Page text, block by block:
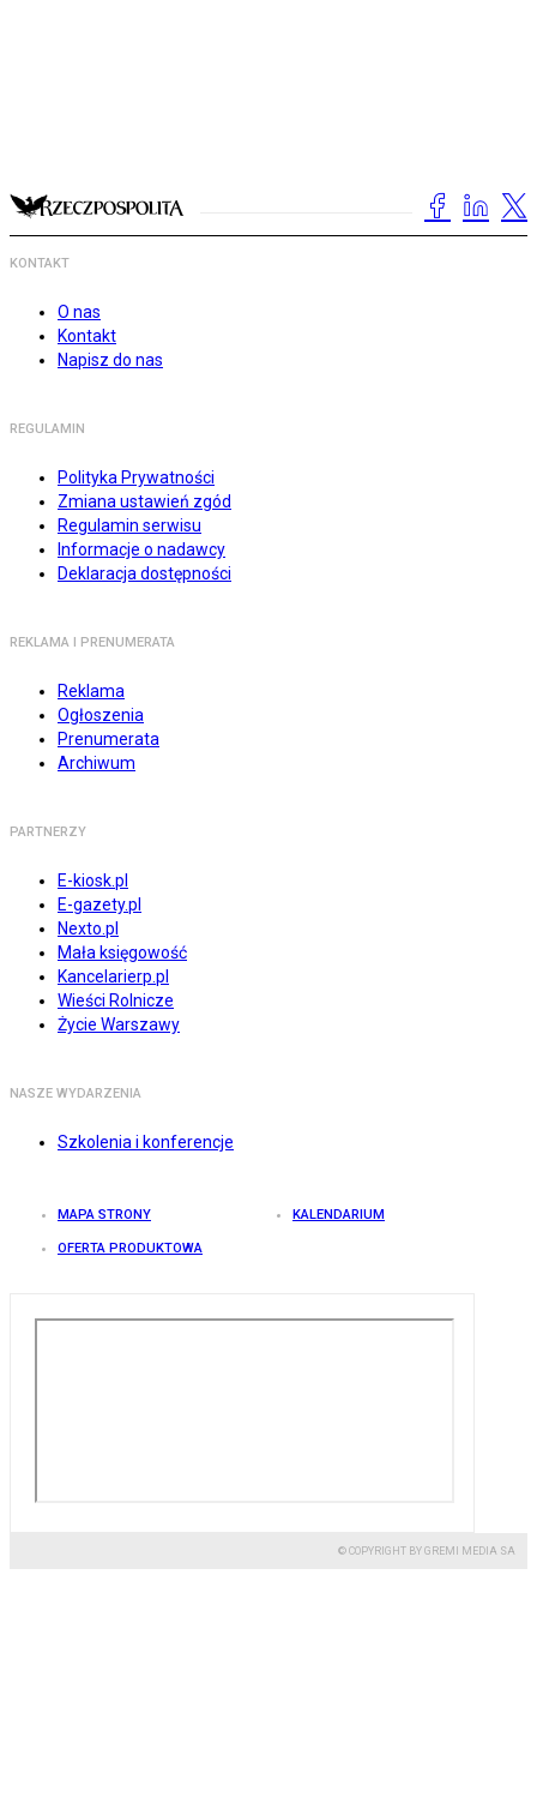
KONTAKT
O nas
Kontakt
Napisz do nas
REGULAMIN
Polityka Prywatności
Zmiana ustawień zgód
Regulamin serwisu
Informacje o nadawcy
Deklaracja dostępności
REKLAMA I PRENUMERATA
Reklama
Ogłoszenia
Prenumerata
Archiwum
PARTNERZY
E-kiosk.pl
E-gazety.pl
Nexto.pl
Mała księgowość
Kancelarierp.pl
Wieści Rolnicze
Życie Warszawy
NASZE WYDARZENIA
Szkolenia i konferencje
MAPA STRONY KALENDARIUM
OFERTA PRODUKTOWA
© COPYRIGHT BY GREMI MEDIA SA